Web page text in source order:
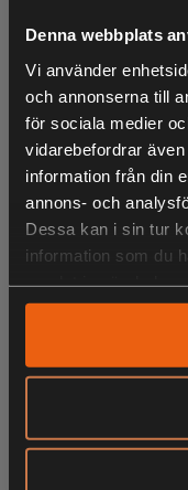
Denna webbplats
Vi använder
och annonserna till
för sociala medier
vidarebefordrar
information från din
annons- och
Dessa kan i sin tur
information som du
KÖPS
ANDRA